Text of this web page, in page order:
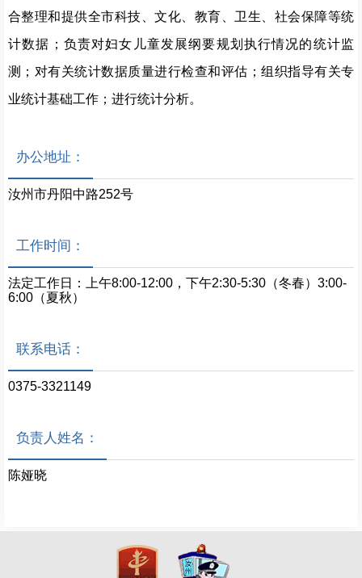
合整理和提供全市科技、文化、教育、卫生、社会保障等统
计数据；负责对妇女儿童发展纲要规划执行情况的统计监
测；对有关统计数据质量进行检查和评估；组织指导有关专
业统计基础工作；进行统计分析。
办公地址：
汝州市丹阳中路252号
工作时间：
法定工作日：上午8:00-12:00，下午2:30-5:30（冬春）3:00-
6:00（夏秋）
联系电话：
0375-3321149
负责人姓名：
陈娅晓